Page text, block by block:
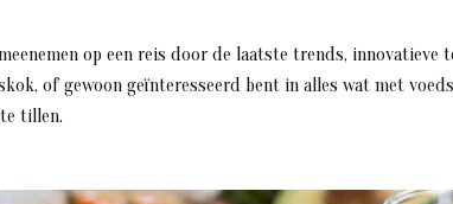
op een reis door de laatste trends, innovatieve
of gewoon geïnteresseerd bent in alles wat met
tillen.